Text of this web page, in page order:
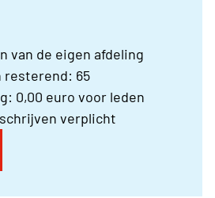
van de eigen afdeling
resterend: 65
0,00 euro voor leden
verplicht